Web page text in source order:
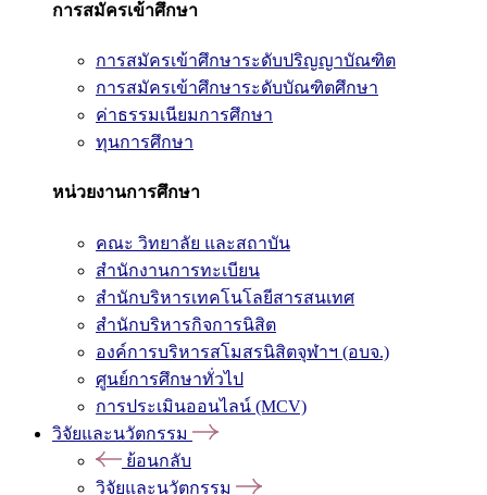
การสมัครเข้าศึกษา
การสมัครเข้าศึกษาระดับปริญญาบัณฑิต
การสมัครเข้าศึกษาระดับบัณฑิตศึกษา
ค่าธรรมเนียมการศึกษา
ทุนการศึกษา
หน่วยงานการศึกษา
คณะ วิทยาลัย และสถาบัน
สำนักงานการทะเบียน
สำนักบริหารเทคโนโลยีสารสนเทศ
สำนักบริหารกิจการนิสิต
องค์การบริหารสโมสรนิสิตจุฬาฯ (อบจ.)
ศูนย์การศึกษาทั่วไป
การประเมินออนไลน์ (MCV)
วิจัยและนวัตกรรม
ย้อนกลับ
วิจัยและนวัตกรรม